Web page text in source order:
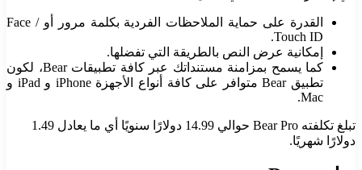
القدرة على حماية الملاحظات الفردية بكلمة مرور أو Face /
Touch ID.
إمكانية عرض النص بالطريقة التي تفضلها.
كما يسمح بمزامنة مستنداتك عبر كافة تطبيقات Bear، لكون
تطبيق Bear متوافر على كافة أنواع الأجهزة iPhone و iPad و
Mac.
تبلغ تكلفته Bear Pro حوالي 14.99 دولارًا سنويًا أي ما يعادل 1.49
دولارًا شهريًا.